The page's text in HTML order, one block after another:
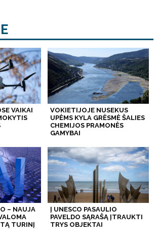
VAIKAI
VOKIETIJOJE NUSEKUS
UPĖMS KYLA GRĖSMĖ ŠALIES
CHEMIJOS PRAMONĖS
GAMYBAI
– NAUJA
TURINĮ
Į UNESCO PASAULIO
PAVELDO SĄRAŠĄ ĮTRAUKTI
TRYS OBJEKTAI